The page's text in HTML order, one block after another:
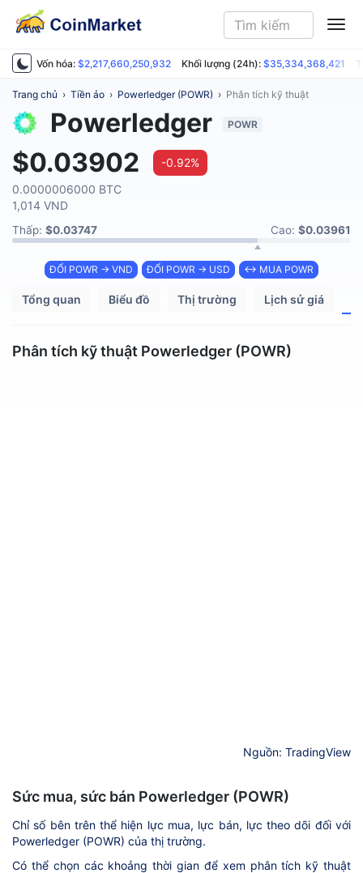
Vốn hóa: $2,217,660,250,932 Khối lượng (24h): $35,334,368,421
Trang chủ › Tiền ảo › Powerledger (POWR) › Phân tích kỹ thuật
Powerledger POWR
$0.03902
-0.92%
0.0000006000 BTC
1,014 VND
Thấp: $0.03747 Cao: $0.03961
ĐỔI POWR → VND ĐỔI POWR → USD ↔ MUA POWR
Tổng quan Biểu đồ Thị trường Lịch sử giá
Phân tích kỹ thuật Powerledger (POWR)
Nguồn: TradingView
Sức mua, sức bán Powerledger (POWR)
Chỉ số bên trên thể hiện lực mua, lực bán, lực theo dõi đối với
Powerledger (POWR) của thị trường.
Có thể chọn các khoảng thời gian để xem phân tích kỹ thuật